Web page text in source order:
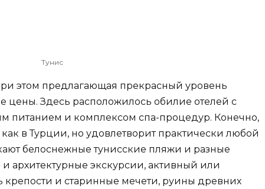
Тунис
этом предлагающая прекрасный уровень
цены. Здесь расположилось обилие отелей с
питанием и комплексом спа-процедур. Конечно,
в Турции, но удовлетворит практически любой
белоснежные тунисские пляжи и разные
архитектурные экскурсии, активный или
и старинные мечети, руины древних